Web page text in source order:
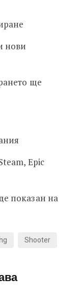
нови
ще
Epic
показан на
Shooter